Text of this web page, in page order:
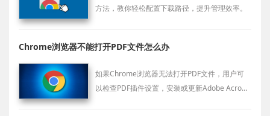
方法，教你轻松配置下载路径，提升管理效率。
Chrome浏览器不能打开PDF文件怎么办
如果Chrome浏览器无法打开PDF文件，用户可
以检查PDF插件设置，安装或更新Adobe Acroba